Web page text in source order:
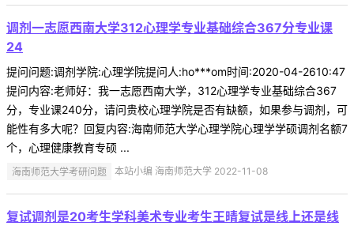
调剂一志愿西南大学312心理学专业基础综合367分专业课
24
提问问题:调剂学院:心理学院提问人:ho***om时间:2020-04-2610:47
提问内容:老师好：我一志愿西南大学，312心理学专业基础综合367
分，专业课240分，请问贵校心理学院是否有缺额，如果参与调剂，可
能性有多大呢？回复内容:海南师范大学心理学院心理学学硕调剂名额7
个，心理健康教育专硕 ...
海南师范大学考研问题 本站小编 海南师范大学 2022-11-08
复试调剂是20考生学科美术专业考生王晴复试是线上还是线